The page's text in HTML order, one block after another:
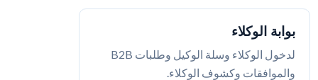
بوابة الوكلاء
لدخول الوكلاء وسلة الوكيل وطلبات B2B
والموافقات وكشوف الوكلاء.